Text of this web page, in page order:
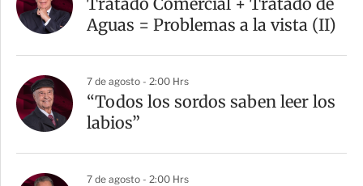
Aguas = Problemas a la vista (II)
7 de agosto - 2:00 Hrs
“Todos los sordos saben leer los
labios”
7 de agosto - 2:00 Hrs